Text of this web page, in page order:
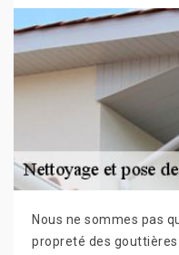
Nous ne sommes pas
propreté des